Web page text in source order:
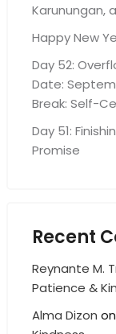
Karunungan,
Happy New
Day 52:
Date:
Break: Self-
Day 51:
Promise
Recent
Reynante M.
Patience &
Alma Dizon on